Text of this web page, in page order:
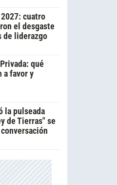
cuatro
el desgaste
de liderazgo
qué
a favor y
la pulseada
de Tierras" se